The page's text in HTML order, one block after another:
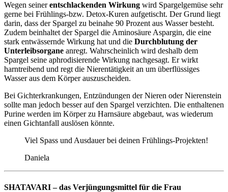
Wegen seinerentschlackenden Wirkung wird Spargelgemüse sehr
gerne bei Frühlings-bzw. Detox-Kuren aufgetischt. Der Grund liegt
darin, dass der Spargel zu beinahe 90 Prozent aus Wasser besteht.
Zudem beinhaltet der Spargel die Aminosäure Aspargin, die eine
stark entwässernde Wirkung hat und die Durchblutung der
Unterleibsorgane anregt. Wahrscheinlich wird deshalb dem
Spargel seine aphrodisierende Wirkung nachgesagt. Er wirkt
harntreibend und regt die Nierentätigkeit an um überflüssiges
Wasser aus dem Körper auszuscheiden.
Bei Gichterkrankungen, Entzündungen der Nieren oder Nierenstein
sollte man jedoch besser auf den Spargel verzichten. Die enthaltenen
Purine werden im Körper zu Harnsäure abgebaut, was wiederum
einen Gichtanfall auslösen könnte.
Viel Spass und Ausdauer bei deinen Frühlings-Projekten!
Daniela
SHATAVARI – das Verjüngungsmittel für die Frau